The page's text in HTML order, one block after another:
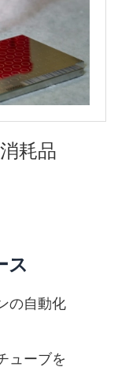
耗品
ス
の自動化
ューブを